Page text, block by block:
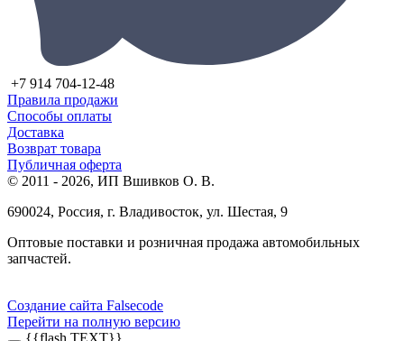
+7 914 704-12-48
Правила продажи
Способы оплаты
Доставка
Возврат товара
Публичная оферта
© 2011 - 2026, ИП Вшивков О. В.
690024, Россия, г. Владивосток, ул. Шестая, 9
Оптовые поставки и розничная продажа автомобильных
запчастей.
Создание сайта Falsecode
Перейти на полную версию
{{flash.TEXT}}